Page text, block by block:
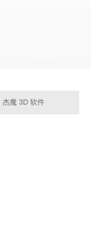
杰魔 3D 软件